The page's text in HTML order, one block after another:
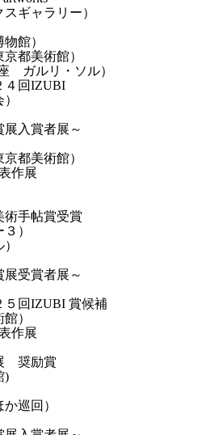
ラリー）
）
美術館）
リ・ソル）
回IZUBI
賞者展～
美術館）
展
帖賞受賞
）
賞者展～
回IZUBI 賞候補
）
展
館）
奨励賞
)
回）